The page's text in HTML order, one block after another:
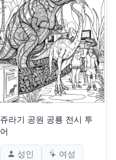
쥬라기 공원 공룡 전시 투
어
성인
여성